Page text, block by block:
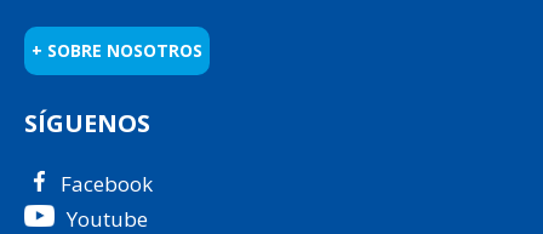
+ SOBRE NOSOTROS
SÍGUENOS
Facebook
Youtube